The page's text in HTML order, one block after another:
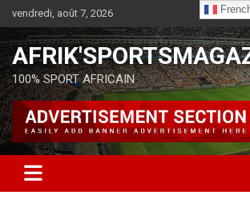
vendredi, août 7, 2026
100% SPORT AFRICAIN